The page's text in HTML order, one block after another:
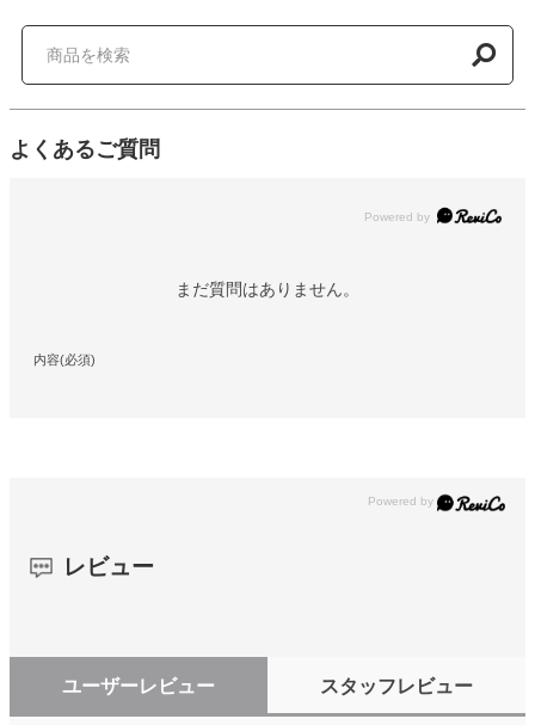
よくあるご質問
Powered by
まだ質問はありません。
内容(必須)
レビュー
ユーザーレビュー スタッフレビュー